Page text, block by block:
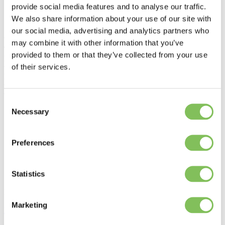
provide social media features and to analyse our traffic.
We also share information about your use of our site with
our social media, advertising and analytics partners who
may combine it with other information that you’ve
provided to them or that they’ve collected from your use
of their services.
Selection
Necessary
Preferences
Statistics
Marketing
Home>
Onze vestigingen
Talange>
Welkom op onze vestiging in Frankrijk. Op onze locatie in
Talange, zamelen en sorteren we harde kunststoffen afkomstig van
huishoudelijke en industriële afvalstromen. Deze activiteit voeren
we uit in samenwerking met onze partner EGLOG. Door
Verstuur een mail
Verstuur een mail
57525 Talange
Bekijk op Google Maps